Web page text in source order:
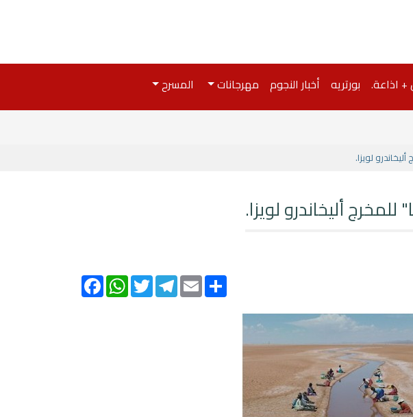
+ اذاعة. بورتريه أخبار النجوم مهرجانات
المسرح
لويزا.
أليخاندرو لويزا.
Facebook
WhatsAppTwitterTelegramEmailShare